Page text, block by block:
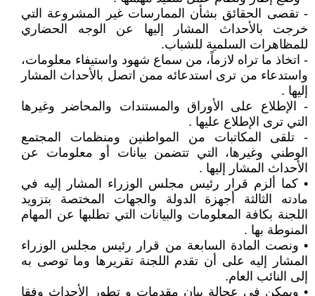
- تقصى الحقائق بشأن الممارسات غير المشروعة التي
خرجت بالأحداث المشار إليها عن الوجه الحضاري
للمظاهرات السلمية للشباب.
- اتخاذ ما تراه لازماً، من سماع شهود واستيفاء معلومات،
واستدعاء من ترى استدعائه ممن اتصل بالأحداث المشار
إليها .
- الإطلاع على الأوراق والمستندات والمحاضر وغيرها
التي ترى الإطلاع عليها .
- تلقى المكاتبات من المواطنين ومنظمات المجتمع
الوطني وغيرها، التي تتضمن بيانات أو معلومات عن
الأحداث المشار إليها .
• كما ألزم قرار رئيس مجلس الوزراء المشار إليه في
مادته الثالثة أجهزة الدولة والجهات المختصة بتزويد
اللجنة بكافة المعلومات والبيانات التي تطلبها عن المهام
المنوطة بها .
• ونصت المادة السابعة من قرار رئيس مجلس الوزراء
المشار إليه على أن تقدم اللجنة تقريرها وما توصى به
إلى النائب العام.
• ويمكن في عجالة بيان مقدمات و تطور الأحداث وفقا